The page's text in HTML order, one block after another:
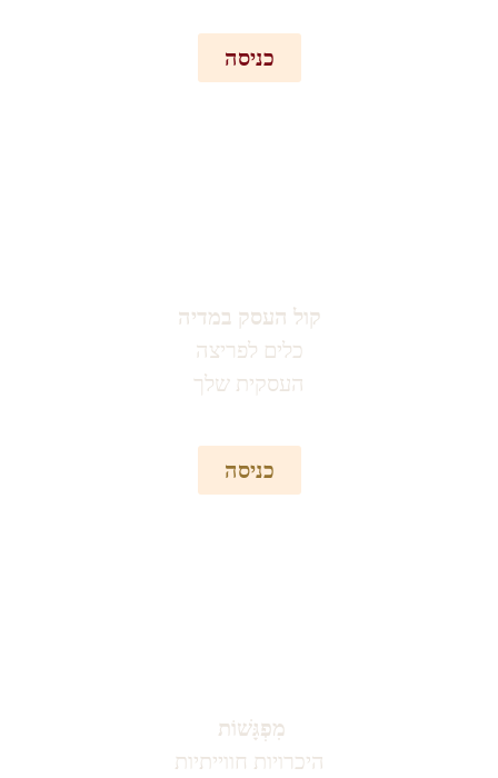
כניסה
קול העסק במדיה
כלים לפריצה
העסקית שלך
כניסה
מִפְגָּשׁוֹת
היכרויות חווייתיות